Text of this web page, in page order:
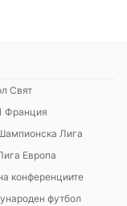
Свят
Франция
Лига
Европа
конференциите
футбол